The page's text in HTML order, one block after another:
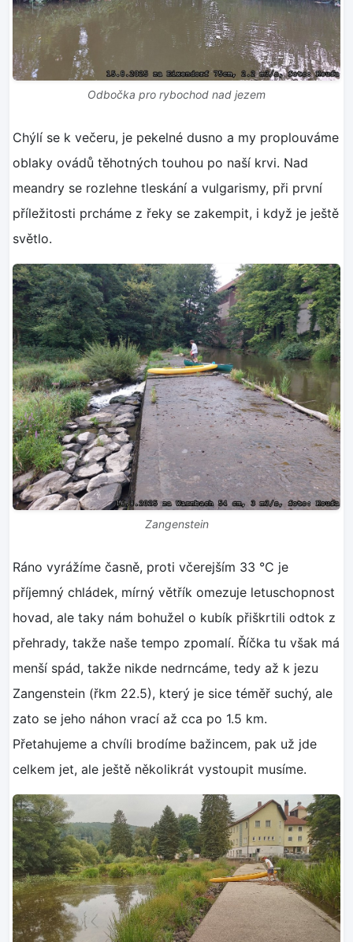
Odbočka pro rybochod nad jezem
Chýlí se k večeru, je pekelné dusno a my proplouváme
oblaky ovádů těhotných touhou po naší krvi. Nad
meandry se rozlehne tleskání a vulgarismy, při první
příležitosti prcháme z řeky se zakempit, i když je ještě
světlo.
Zangenstein
Ráno vyrážíme časně, proti včerejším 33 °C je
příjemný chládek, mírný větřík omezuje letuschopnost
hovad, ale taky nám bohužel o kubík přiškrtili odtok z
přehrady, takže naše tempo zpomalí. Říčka tu však má
menší spád, takže nikde nedrncáme, tedy až k jezu
Zangenstein (řkm 22.5), který je sice téměř suchý, ale
zato se jeho náhon vrací až cca po 1.5 km.
Přetahujeme a chvíli brodíme bažincem, pak už jde
celkem jet, ale ještě několikrát vystoupit musíme.